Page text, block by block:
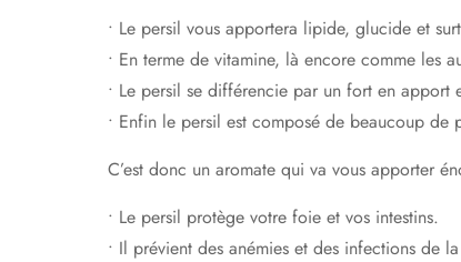
• Le persil vous apportera lipide, glucide et
• En terme de vitamine, là encore comme les
• Le persil se différencie par un fort en apport
• Enfin le persil est composé de beaucoup
C’est donc un aromate qui va vous apporter
• Le persil protège votre foie et vos intestins.
• Il prévient des anémies et des infections de la